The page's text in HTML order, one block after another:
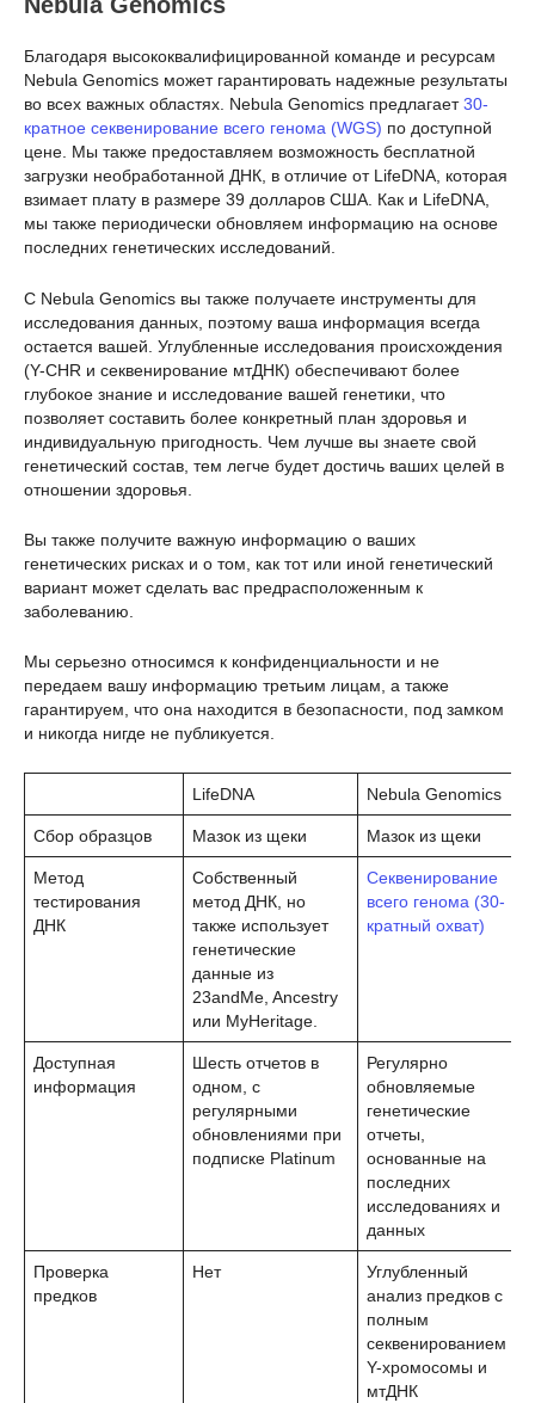
Благодаря высококвалифицированной команде и ресурсам
Nebula Genomics может гарантировать надежные результаты
во всех важных областях. Nebula Genomics предлагает30-
кратное секвенирование всего генома (WGS) по доступной
цене. Мы также предоставляем возможность бесплатной
загрузки необработанной ДНК, в отличие от LifeDNA, которая
взимает плату в размере 39 долларов США. Как и LifeDNA,
мы также периодически обновляем информацию на основе
последних генетических исследований.
С Nebula Genomics вы также получаете инструменты для
исследования данных, поэтому ваша информация всегда
остается вашей. Углубленные исследования происхождения
(Y-CHR и секвенирование мтДНК) обеспечивают более
глубокое знание и исследование вашей генетики, что
позволяет составить более конкретный план здоровья и
индивидуальную пригодность. Чем лучше вы знаете свой
генетический состав, тем легче будет достичь ваших целей в
отношении здоровья.
Вы также получите важную информацию о ваших
генетических рисках и о том, как тот или иной генетический
вариант может сделать вас предрасположенным к
заболеванию.
Мы серьезно относимся к конфиденциальности и не
передаем вашу информацию третьим лицам, а также
гарантируем, что она находится в безопасности, под замком
и никогда нигде не публикуется.
LifeDNA Nebula Genomics
Сбор образцов Мазок из щеки Мазок из щеки
Метод
тестирования
ДНК
Собственный
метод ДНК, но
также использует
генетические
данные из
23andMe, Ancestry
или MyHeritage.
Секвенирование
всего генома (30-
кратный охват)
Доступная
информация
Шесть отчетов в
одном, с
регулярными
обновлениями при
подписке Platinum
Регулярно
обновляемые
генетические
отчеты,
основанные на
последних
исследованиях и
данных
Проверка
предков
Нет
Углубленный
анализ предков с
полным
секвенированием
Y-хромосомы и
мтДНК